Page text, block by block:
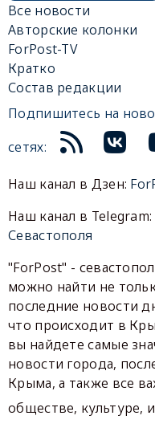
Все новости
Авторские колонки
ForPost-TV
Кратко
Состав редакции
Подпишитесь на
сетях:
Наш канал в Дзен:
Наш канал в Telegram:
Севастополя
"ForPost" -
можно найти не
последние новости
что происходит в
вы найдете самые
новости города,
Крыма, а также все
обществе, культуре,